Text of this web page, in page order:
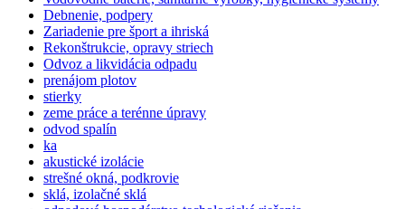
Debnenie, podpery
Zariadenie pre šport a ihriská
Rekonštrukcie, opravy striech
Odvoz a likvidácia odpadu
prenájom plotov
stierky
zeme práce a terénne úpravy
odvod spalín
ka
akustické izolácie
strešné okná, podkrovie
sklá, izolačné sklá